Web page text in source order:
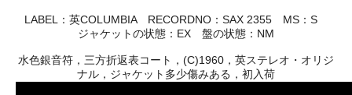
LABEL：英COLUMBIA RECORDNO：SAX 2355 MS：S
ジャケットの状態：EX 盤の状態：NM
水色銀音符，三方折返表コート，(C)1960，英ステレオ・オリジ
ナル，ジャケット多少傷みある，初入荷